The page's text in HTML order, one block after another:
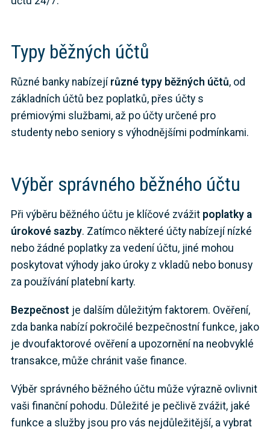
Typy běžných účtů
Různé banky nabízejí různé typy běžných účtů, od
základních účtů bez poplatků, přes účty s
prémiovými službami, až po účty určené pro
studenty nebo seniory s výhodnějšími podmínkami.
Výběr správného běžného účtu
Při výběru běžného účtu je klíčové zvážit poplatky a
úrokové sazby. Zatímco některé účty nabízejí nízké
nebo žádné poplatky za vedení účtu, jiné mohou
poskytovat výhody jako úroky z vkladů nebo bonusy
za používání platební karty.
Bezpečnost je dalším důležitým faktorem. Ověření,
zda banka nabízí pokročilé bezpečnostní funkce, jako
je dvoufaktorové ověření a upozornění na neobvyklé
transakce, může chránit vaše finance.
Výběr správného běžného účtu může výrazně ovlivnit
vaši finanční pohodu. Důležité je pečlivě zvážit, jaké
funkce a služby jsou pro vás nejdůležitější, a vybrat